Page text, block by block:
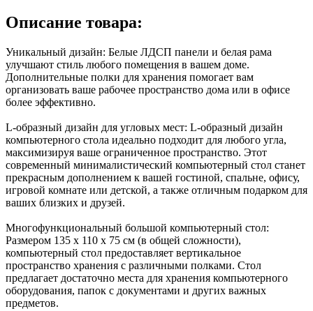
Описание товара:
Уникальный дизайн: Белые ЛДСП панели и белая рама
улучшают стиль любого помещения в вашем доме.
Дополнительные полки для хранения помогает вам
организовать ваше рабочее пространство дома или в офисе
более эффективно.
L-образный дизайн для угловых мест: L-образный дизайн
компьютерного стола идеально подходит для любого угла,
максимизируя ваше ограниченное пространство. Этот
современный минималистический компьютерный стол станет
прекрасным дополнением к вашей гостиной, спальне, офису,
игровой комнате или детской, а также отличным подарком для
ваших близких и друзей.
Многофункциональный большой компьютерный стол:
Размером 135 x 110 x 75 см (в общей сложности),
компьютерный стол предоставляет вертикальное
пространство хранения с различными полками. Стол
предлагает достаточно места для хранения компьютерного
оборудования, папок с документами и других важных
предметов.